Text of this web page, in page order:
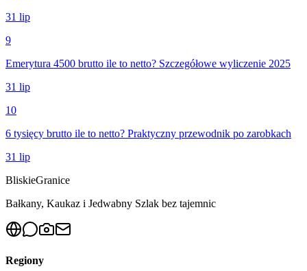
31 lip
9
Emerytura 4500 brutto ile to netto? Szczegółowe wyliczenie 2025
31 lip
10
6 tysięcy brutto ile to netto? Praktyczny przewodnik po zarobkach
31 lip
BliskieGranice
Bałkany, Kaukaz i Jedwabny Szlak bez tajemnic
Regiony